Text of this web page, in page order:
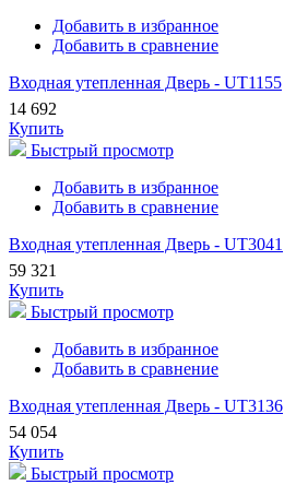
Добавить в избранное
Добавить в сравнение
Входная утепленная Дверь - UT1155
14 692
Купить
Быстрый просмотр
Добавить в избранное
Добавить в сравнение
Входная утепленная Дверь - UT3041
59 321
Купить
Быстрый просмотр
Добавить в избранное
Добавить в сравнение
Входная утепленная Дверь - UT3136
54 054
Купить
Быстрый просмотр